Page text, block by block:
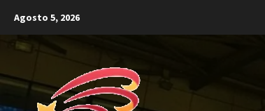
content
Agosto 5, 2026